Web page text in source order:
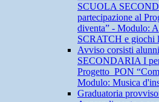
SCUOLA
partecipazione al
diventa” - Modulo:
SCRATCH e giochi
Avviso corsisti
SECONDARIA I
Progetto PON
Modulo: Musica
Graduatoria